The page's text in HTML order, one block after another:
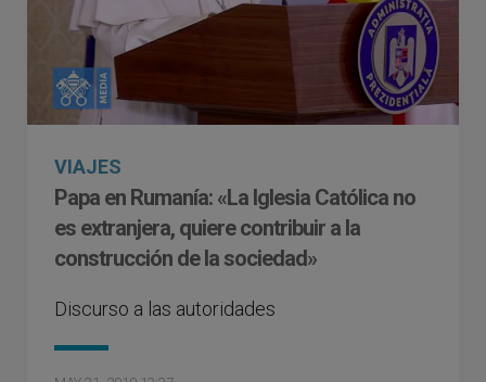
VIAJES
Papa en Rumanía: «La Iglesia Católica no
es extranjera, quiere contribuir a la
construcción de la sociedad»
Discurso a las autoridades